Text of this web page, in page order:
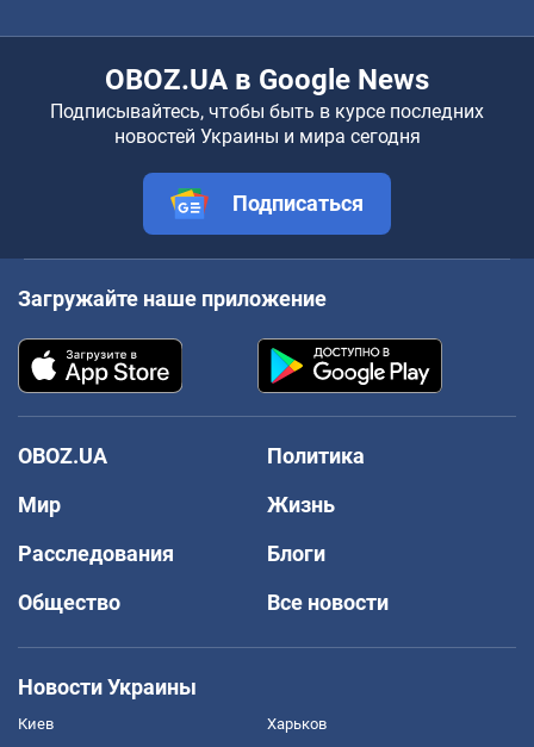
OBOZ.UA в Google News
Подписывайтесь, чтобы быть в курсе последних
новостей Украины и мира сегодня
Подписаться
Загружайте наше приложение
OBOZ.UA
Политика
Мир
Жизнь
Расследования
Блоги
Общество
Все новости
Новости Украины
Киев Харьков